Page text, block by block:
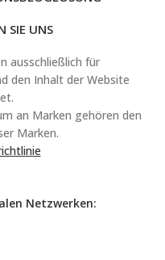
SIE UNS
ausschließlich für
den Inhalt der Website
an Marken gehören den
Marken.
Netzwerken: